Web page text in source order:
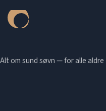
Alt om sund søvn — for alle aldre